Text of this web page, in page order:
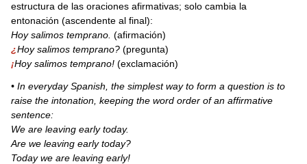
Order
in
Questions
B.
Pronombres
/
Question
Words
practicar!
estructura de las oraciones afirmativas; solo cambia la
entonación (ascendente al final):
Hoy salimos temprano. (afirmación)
¿Hoy salimos temprano? (pregunta)
¡Hoy salimos temprano! (exclamación)
• In everyday Spanish, the simplest way to form a question is to
raise the intonation, keeping the word order of an affirmative
sentence:
We are leaving early today.
Are we leaving early today?
Today we are leaving early!